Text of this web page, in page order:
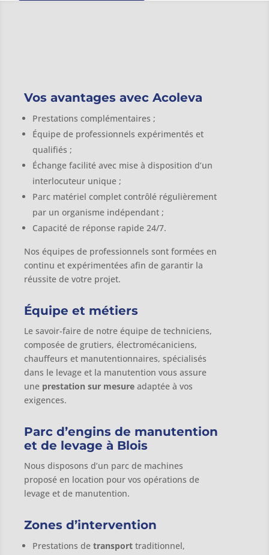
Vos avantages avec Acoleva
Prestations complémentaires ;
Équipe de professionnels expérimentés et
qualifiés ;
Échange facilité avec mise à disposition d’un
interlocuteur unique ;
Parc matériel complet contrôlé régulièrement
par un organisme indépendant ;
Capacité de réponse rapide 24/7.
Nos équipes de professionnels sont formées en
continu et expérimentées afin de garantir la
réussite de votre projet.
Équipe et métiers
Le savoir-faire de notre équipe de techniciens,
composée de grutiers, électromécaniciens,
chauffeurs et manutentionnaires, spécialisés
dans le levage et la manutention vous assure
une prestation sur mesure adaptée à vos
exigences.
Parc d’engins de manutention
et de levage à Blois
Nous disposons d’un parc de machines
proposé en location pour vos opérations de
levage et de manutention.
Zones d’intervention
Prestations de transport traditionnel,